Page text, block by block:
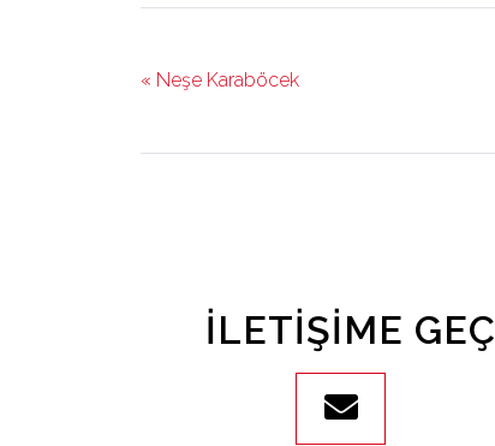
« Neşe Karaböcek
İLETIŞIME GEÇ